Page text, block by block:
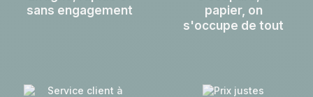
sans engagement
papier, on
s'occupe de tout